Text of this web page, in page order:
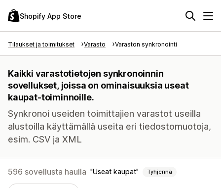
Shopify App Store
Tilaukset ja toimitukset Varasto Varaston synkronointi
Kaikki varastotietojen synkronoinnin
sovellukset, joissa on ominaisuuksia useat
kaupat-toiminnoille.
Synkronoi useiden toimittajien varastot useilla
alustoilla käyttämällä useita eri tiedostomuotoja,
esim. CSV ja XML
596 sovellusta haulla Useat kaupat Tyhjennä